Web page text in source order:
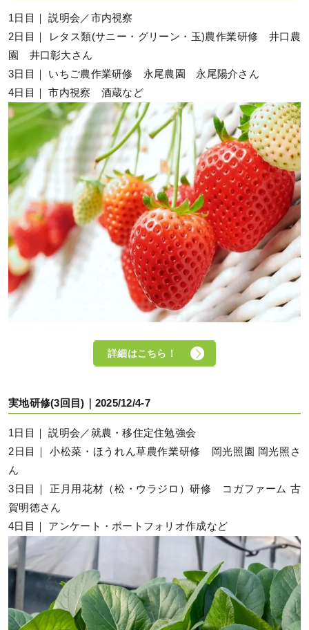
1日目｜ 説明会／市内視察
2日目｜ レタス類(サニー・グリーン・玉)農作業研修 井口農
園 井口彰大さん
3日目｜ いちご農作業研修 永尾農園 永尾陽介さん
4日目｜ 市内視察 酒蔵など
詳細はこちら！
実地研修(3回目)｜2025/12/4-7
1日目｜ 説明会／就農・移住定住勉強会
2日目｜ 小松菜・ほうれん草農作業研修 岡光照園 岡光照さ
ん
3日目｜ 正月用花材（松・ウラジロ）研修 コガファーム 古
賀明徳さん
4日目｜ アンケート・ポートフォリオ作成など